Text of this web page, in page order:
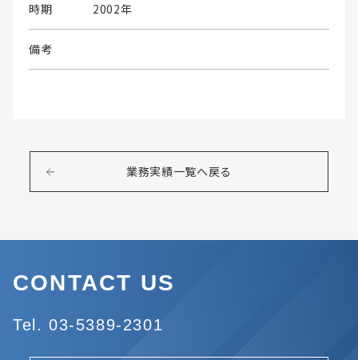
時期 2002年
備考
業務実績一覧へ戻る
CONTACT US
Tel. 03-5389-2301